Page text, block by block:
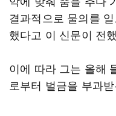
결과적으로 물의를
했다고 이 신문이 전
이에 따라 그는 올해
로부터 벌금을 부과